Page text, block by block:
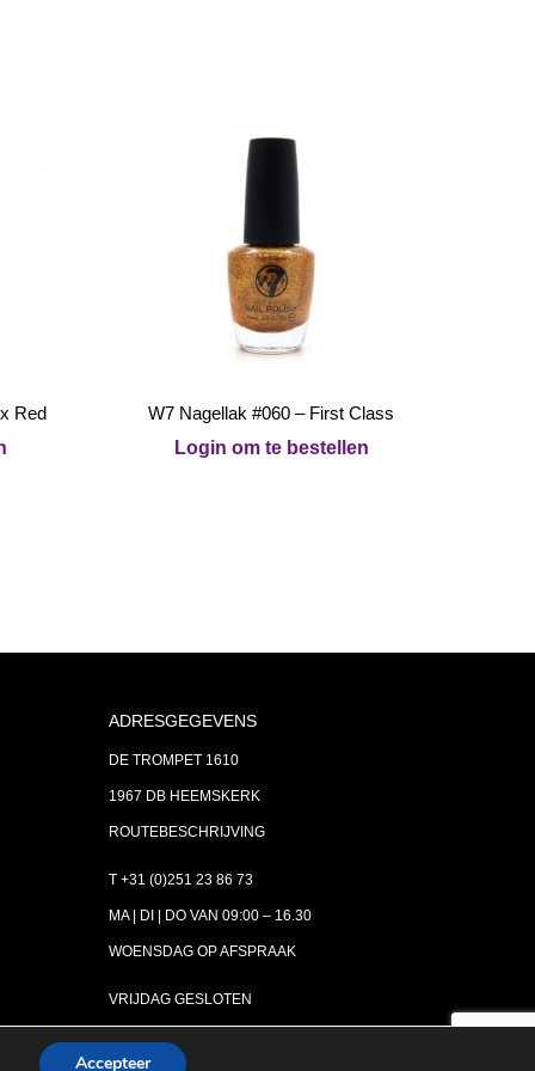
Red
W7 Nagellak #060 – First Class
Login om te bestellen
ADRESGEGEVENS
DE TROMPET 1610
1967 DB HEEMSKERK
ROUTEBESCHRIJVING
T +31 (0)251 23 86 73
MA | DI | DO VAN 09:00 – 16.30
WOENSDAG OP AFSPRAAK
VRIJDAG GESLOTEN
Accepteer